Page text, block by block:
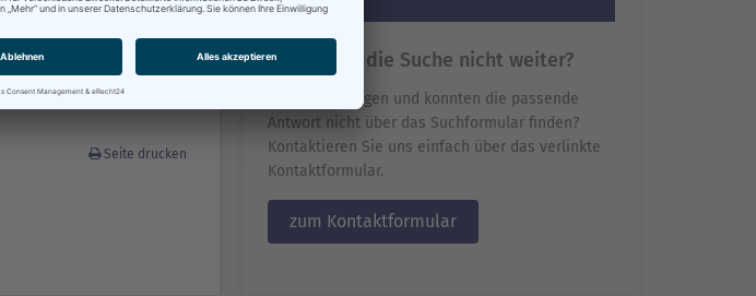
STADTPLANUNG
Seite drucken
Hilft Ihnen die Suche nicht weiter?
Sie haben Fragen und konnten die passende
Antwort nicht über das Suchformular finden?
Kontaktieren Sie uns einfach über das verlinkte
Kontaktformular.
zum Kontaktformular